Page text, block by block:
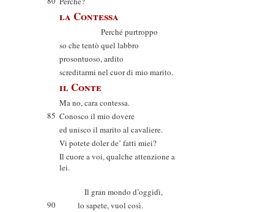
la Contessa
Perché purtroppo
so che tentò quel labbro
prosontuoso, ardito
screditarmi nel cuor di mio marito.
il Conte
Ma no, cara contessa.
85 Conosco il mio dovere
ed unisco il marito al cavaliere.
Vi potete doler de’ fatti miei?
Il cuore a voi, qualche attenzione a
lei.
Il gran mondo d’oggidì,
90
lo sapete, vuol così.